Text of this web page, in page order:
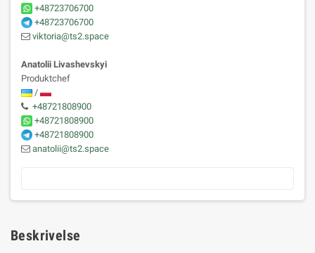
+48723706700
+48723706700
viktoria@ts2.space
Anatolii Livashevskyi
Produktchef
/
+48721808900
+48721808900
+48721808900
anatolii@ts2.space
Beskrivelse